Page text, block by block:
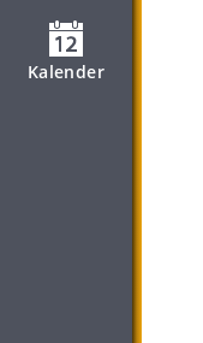
Kalender